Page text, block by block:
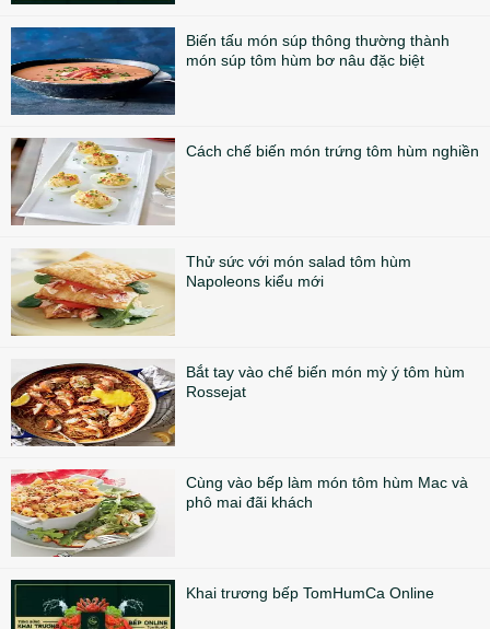
Biến tấu món súp thông thường thành
món súp tôm hùm bơ nâu đặc biệt
Cách chế biến món trứng tôm hùm nghiền
Thử sức với món salad tôm hùm
Napoleons kiểu mới
Bắt tay vào chế biến món mỳ ý tôm hùm
Rossejat
Cùng vào bếp làm món tôm hùm Mac và
phô mai đãi khách
Khai trương bếp TomHumCa Online